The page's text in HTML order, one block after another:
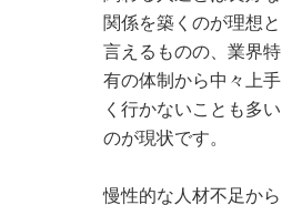
関係を築くのが理想と
言えるものの、業界特
有の体制から中々上手
く行かないことも多い
のが現状です。
慢性的な人材不足から